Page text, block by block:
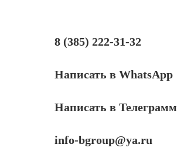
8 (385) 222-31-32
Написать в WhatsApp
Написать в Телеграмм
info-bgroup@ya.ru